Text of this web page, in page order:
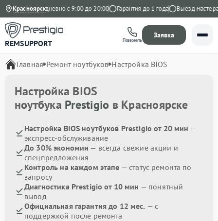
Красноярск
Ежедневно с 9:00 до 20:00 Гарантия до 1 года Выезд мастера
REMSUPPORT Позвонить
Заявка
Главная Ремонт ноутбуков Настройка BIOS
Настройка BIOS
ноутбука Prestigio в Красноярске
Настройка BIOS ноутбуков Prestigio от 20 мин —
экспресс-обслуживание
До 30% экономии — всегда свежие акции и
спецпредложения
Контроль на каждом этапе — статус ремонта по
запросу
Диагностика Prestigio от 10 мин — понятный
вывод
Официальная гарантия до 12 мес. — с
поддержкой после ремонта